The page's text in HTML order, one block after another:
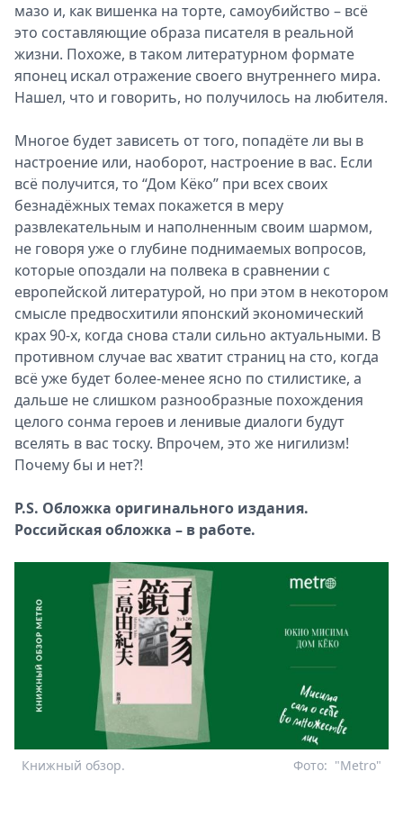
мазо и, как вишенка на торте, самоубийство – всё
это составляющие образа писателя в реальной
жизни. Похоже, в таком литературном формате
японец искал отражение своего внутреннего мира.
Нашел, что и говорить, но получилось на любителя.
Многое будет зависеть от того, попадёте ли вы в
настроение или, наоборот, настроение в вас. Если
всё получится, то “Дом Кёко” при всех своих
безнадёжных темах покажется в меру
развлекательным и наполненным своим шармом,
не говоря уже о глубине поднимаемых вопросов,
которые опоздали на полвека в сравнении с
европейской литературой, но при этом в некотором
смысле предвосхитили японский экономический
крах 90-х, когда снова стали сильно актуальными. В
противном случае вас хватит страниц на сто, когда
всё уже будет более-менее ясно по стилистике, а
дальше не слишком разнообразные похождения
целого сонма героев и ленивые диалоги будут
вселять в вас тоску. Впрочем, это же нигилизм!
Почему бы и нет?!
P.S. Обложка оригинального издания.
Российская обложка – в работе.
Книжный обзор. "Metro"
Фото: